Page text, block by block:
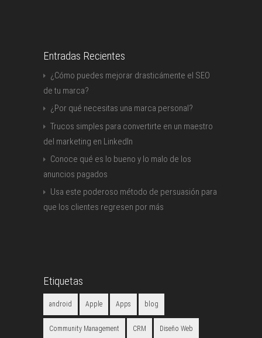
Entradas Recientes
¿Cómo puedes mejorar drasticámente el SEO
de tu marca?
¿Por qué necesitas una marca personal?
Trucos simples para convertirte en un maestro
del marketing en LinkedIn
Conoce qué es lo bueno y lo malo de los
anuncios pagados
Usa este poderoso método de persuasión para
que los clientes regresen por más
Etiquetas
android Apple Apps blog
Community Management CRM Diseño Web